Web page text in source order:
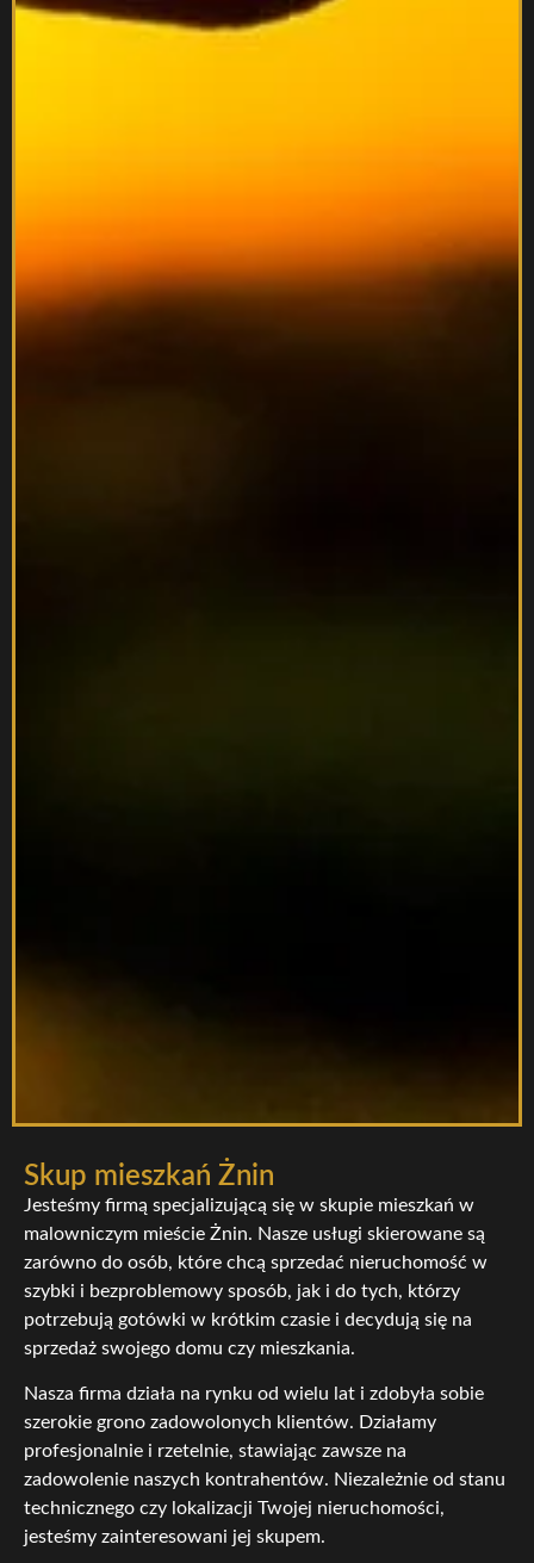
Skup mieszkań Żnin
Jesteśmy firmą specjalizującą się w skupie mieszkań w
malowniczym mieście Żnin. Nasze usługi skierowane są
zarówno do osób, które chcą sprzedać nieruchomość w
szybki i bezproblemowy sposób, jak i do tych, którzy
potrzebują gotówki w krótkim czasie i decydują się na
sprzedaż swojego domu czy mieszkania.
Nasza firma działa na rynku od wielu lat i zdobyła sobie
szerokie grono zadowolonych klientów. Działamy
profesjonalnie i rzetelnie, stawiając zawsze na
zadowolenie naszych kontrahentów. Niezależnie od stanu
technicznego czy lokalizacji Twojej nieruchomości,
jesteśmy zainteresowani jej skupem.